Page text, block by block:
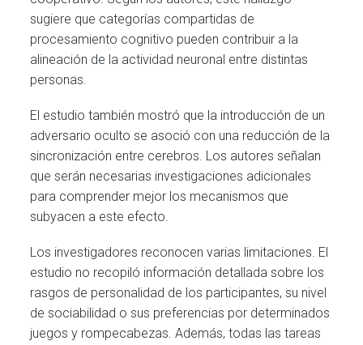
sugiere que categorías compartidas de
procesamiento cognitivo pueden contribuir a la
alineación de la actividad neuronal entre distintas
personas.
El estudio también mostró que la introducción de un
adversario oculto se asoció con una reducción de la
sincronización entre cerebros. Los autores señalan
que serán necesarias investigaciones adicionales
para comprender mejor los mecanismos que
subyacen a este efecto.
Los investigadores reconocen varias limitaciones. El
estudio no recopiló información detallada sobre los
rasgos de personalidad de los participantes, su nivel
de sociabilidad o sus preferencias por determinados
juegos y rompecabezas. Además, todas las tareas